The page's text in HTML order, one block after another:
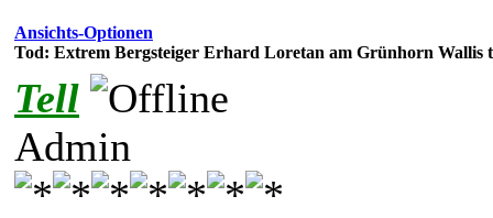
Ansichts-Optionen
Tod: Extrem Bergsteiger Erhard Loretan am Grünhorn Wallis
Tell
Admin